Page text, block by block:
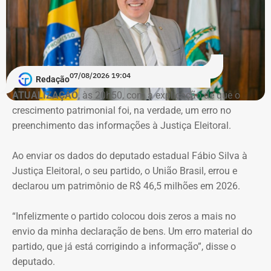
empresa ligada ao empresário teria sido utilizada em
movimentações financeiras investigadas no caso.
Declaração de bens do deputado Rafael Nobre em 2022 — Foto:
Reprodução/Divulgacand
Imóvel de Eduardo Bolsonaro será leiloado por um valor 36% menor ao que
O apartamento que vai à leilão fica na Avenida Pasteu e
tem cerca de 101 metros quadrados. O imóvel se
Baía de Guanabara.
A Caixa Econômica tentou intimar pessoalmente o ex-
deputado federal. Mas como não conseguiu localizá-lo,
Redação07/08/2026 19:04
ATUALIZAÇÃO, às 20h50, com a explicação de que o
crescimento patrimonial foi, na verdade, um erro no
preenchimento das informações à Justiça Eleitoral.
Ao enviar os dados do deputado estadual Fábio Silva à
Justiça Eleitoral, o seu partido, o União Brasil, errou e
declarou um patrimônio de R$ 46,5 milhões em 2026.
“Infelizmente o partido colocou dois zeros a mais no
envio da minha declaração de bens. Um erro material do
partido, que já está corrigindo a informação”, disse o
deputado.